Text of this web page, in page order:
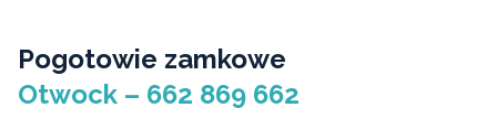
Pogotowie zamkowe
Otwock – 662 869 662